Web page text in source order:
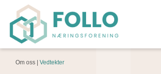
Om oss | Vedtekter